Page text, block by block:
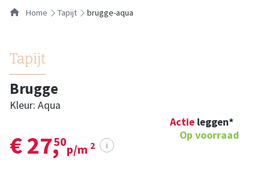
Home tapijt brugge-aqua
Tapijt
Brugge
Kleur: Aqua
€ 27,
50
p/m 2 i
Actie leggen*
Op voorraad